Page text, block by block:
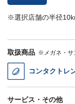
取扱商品 ※メガネ・サ
コンタクトレ
サービス・その他
※選択店舗の半径